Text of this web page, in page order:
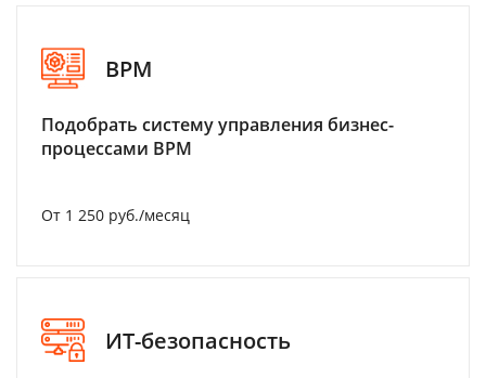
BPM
Подобрать систему управления бизнес-
процессами BPM
От 1 250 руб./месяц
ИТ-безопасность